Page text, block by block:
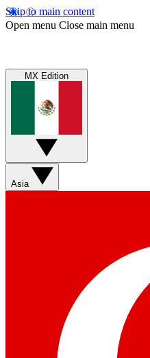
Skip to main content
Open menu Close main menu
MX Edition
Asia